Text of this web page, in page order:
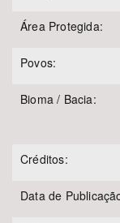
Área Protegida:
Povos:
Bioma / Bacia:
Créditos:
Data de